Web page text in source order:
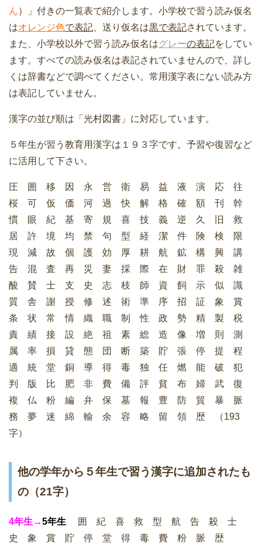
ん）」付きの一覧表で紹介します。小学校で習う読み仮名
はオレンジ色で表記 、送り仮名は黒で表記されています。
また、小学校以外で習う読み仮名はグレーの表記をしてい
ます。すべての読み仮名は表記されていませんので、詳し
くは辞書などで調べてください。常用漢字表にない読み方
は表記していません。
漢字の並び順は「光村図書」に対応しています。
５年生が習う教育用漢字は１９３字です。予習や復習など
に活用して下さい。
圧 囲 移 因 永 営 衛 易 益 液 演 応 往
桜 可 仮 価 河 過 快 解 格 確 額 刊 幹
慣 眼 紀 基 寄 規 喜 技 義 逆 久 旧 救
居 許 境 均 禁 句 型 経 潔 件 険 検 限
現 減 故 個 護 効 厚 耕 航 鉱 構 興 講
告 混 査 再 災 妻 採 際 在 財 罪 殺 雑
酸 賛 士 支 史 志 枝 師 資 飼 示 似 識
質 舎 謝 授 修 述 術 準 序 招 証 象 賞
条 状 常 情 織 職 制 性 政 勢 精 製 税
責 績 接 設 絶 祖 素 総 造 像 増 則 測
属 率 損 貸 態 団 断 築 貯 張 停 提 程
適 統 堂 銅 導 得 毒 独 任 燃 能 破 犯
判 版 比 肥 非 費 備 評 貧 布 婦 武 復
複 仏 粉 編 弁 保 墓 報 豊 防 貿 暴 脈
務 夢 迷 綿 輸 余 容 略 留 領 歴 （193
字）
他の学年から５年生で習う漢字に追加されたも
の（21字）
4年生→5年生 囲 紀 喜 救 型 航 告 殺 士
史 象 賞 貯 停 堂 得 毒 費 粉 脈 歴